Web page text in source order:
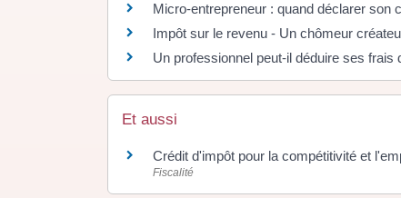
Micro-entrepreneur : quand déclarer son
Impôt sur le revenu - Un chômeur
Un professionnel peut-il déduire ses frais
Et aussi
Crédit d'impôt pour la compétitivité et
Fiscalité